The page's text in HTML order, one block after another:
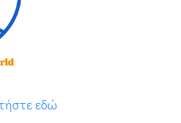
εδώ